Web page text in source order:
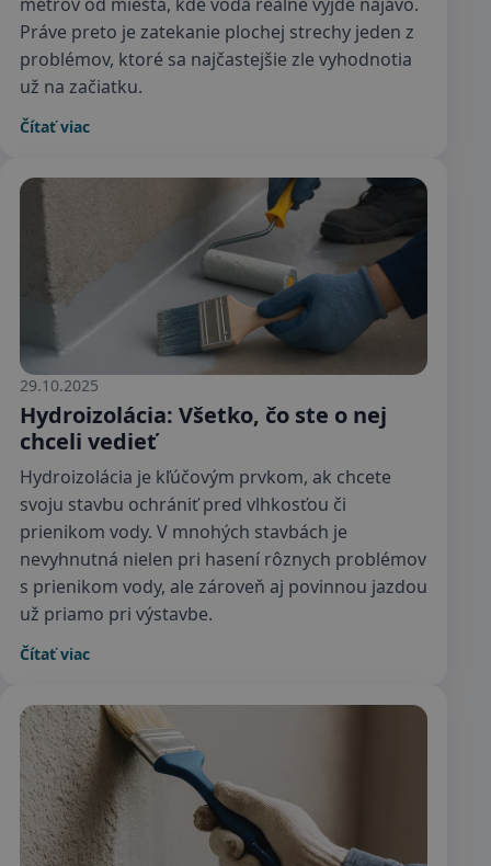
Práve preto je zatekanie plochej strechy jeden z
problémov, ktoré sa najčastejšie zle vyhodnotia
už na začiatku.
Čítať viac
29.10.2025
Hydroizolácia: Všetko, čo ste o nej
chceli vedieť
Hydroizolácia je kľúčovým prvkom, ak chcete
svoju stavbu ochrániť pred vlhkosťou či
prienikom vody. V mnohých stavbách je
nevyhnutná nielen pri hasení rôznych problémov
s prienikom vody, ale zároveň aj povinnou jazdou
už priamo pri výstavbe.
Čítať viac